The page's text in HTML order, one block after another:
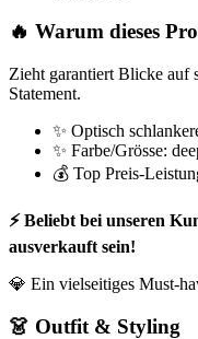
🔥 Warum dieses
Zieht garantiert Blicke auf
Statement.
✨ Optisch
✨ Farbe/Grösse:
💰 Top Preis-
⚡ Beliebt bei unseren
ausverkauft sein!
💎 Ein vielseitiges Must-
👗 Outfit & Styling